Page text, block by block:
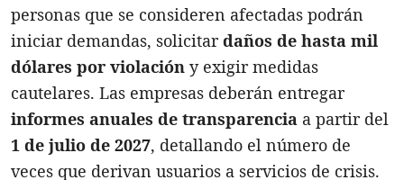
personas que se consideren afectadas podrán
iniciar demandas, solicitardaños de hasta mil
dólares por violación y exigir medidas
cautelares. Las empresas deberán entregar
informes anuales de transparencia a partir del
1 de julio de 2027, detallando el número de
veces que derivan usuarios a servicios de crisis.